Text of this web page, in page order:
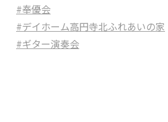
#奉優会
#デイホーム高円寺北ふれあいの家
#ギター演奏会